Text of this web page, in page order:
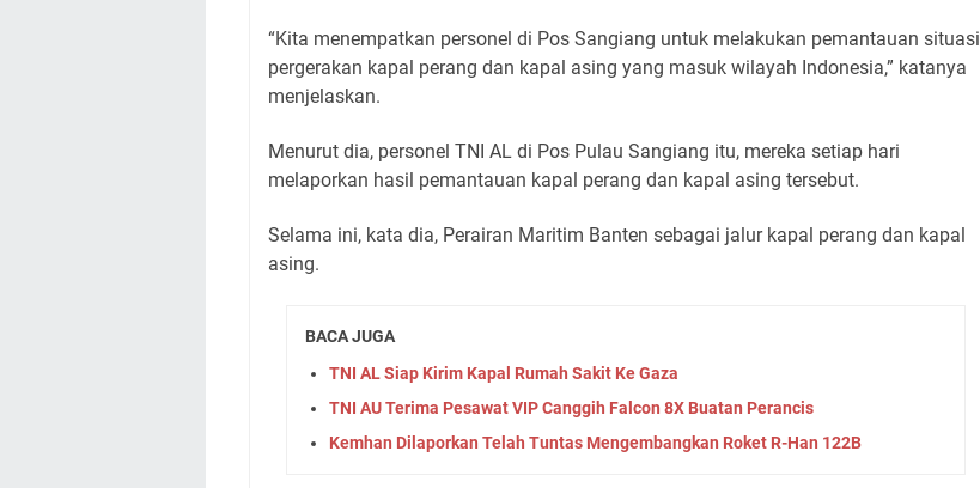
“Kita menempatkan personel di Pos Sangiang untuk melakukan pemantauan situasi
pergerakan kapal perang dan kapal asing yang masuk wilayah Indonesia,” katanya
menjelaskan.
Menurut dia, personel TNI AL di Pos Pulau Sangiang itu, mereka setiap hari
melaporkan hasil pemantauan kapal perang dan kapal asing tersebut.
Selama ini, kata dia, Perairan Maritim Banten sebagai jalur kapal perang dan kapal
asing.
BACA JUGA
TNI AL Siap Kirim Kapal Rumah Sakit Ke Gaza
TNI AU Terima Pesawat VIP Canggih Falcon 8X Buatan Perancis
Kemhan Dilaporkan Telah Tuntas Mengembangkan Roket R-Han 122B